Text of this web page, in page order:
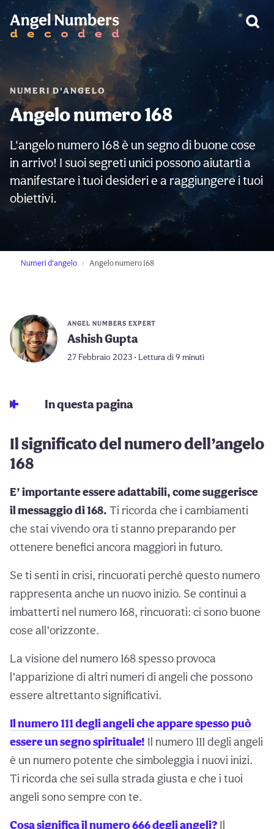
NUMERI D'ANGELO
Angelo numero 168
L'angelo numero 168 è un segno di buone cose
in arrivo! I suoi segreti unici possono aiutarti a
manifestare i tuoi desideri e a raggiungere i tuoi
obiettivi.
Numeri d'angelo Angelo numero 168
ANGEL NUMBERS EXPERT
Ashish Gupta
27 Febbraio 2023 • Lettura di 9 minuti
In questa pagina
Il significato del numero dell’angelo
168
E’ importante essere adattabili, come suggerisce
il messaggio di 168. Ti ricorda che i cambiamenti
che stai vivendo ora ti stanno preparando per
ottenere benefici ancora maggiori in futuro.
Se ti senti in crisi, rincuorati perché questo numero
rappresenta anche un nuovo inizio. Se continui a
imbatterti nel numero 168, rincuorati: ci sono buone
cose all’orizzonte.
La visione del numero 168 spesso provoca
l’apparizione di altri numeri di angeli che possono
essere altrettanto significativi.
Il numero 111 degli angeli che appare spesso può
essere un segno spirituale! Il numero 111 degli angeli
è un numero potente che simboleggia i nuovi inizi.
Ti ricorda che sei sulla strada giusta e che i tuoi
angeli sono sempre con te.
Cosa significa il numero 666 degli angeli? Il
AVVERTIMENTO: